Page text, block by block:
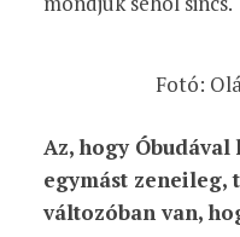
Fotó:
Az, hogy
egymást zeneileg,
változóban van,